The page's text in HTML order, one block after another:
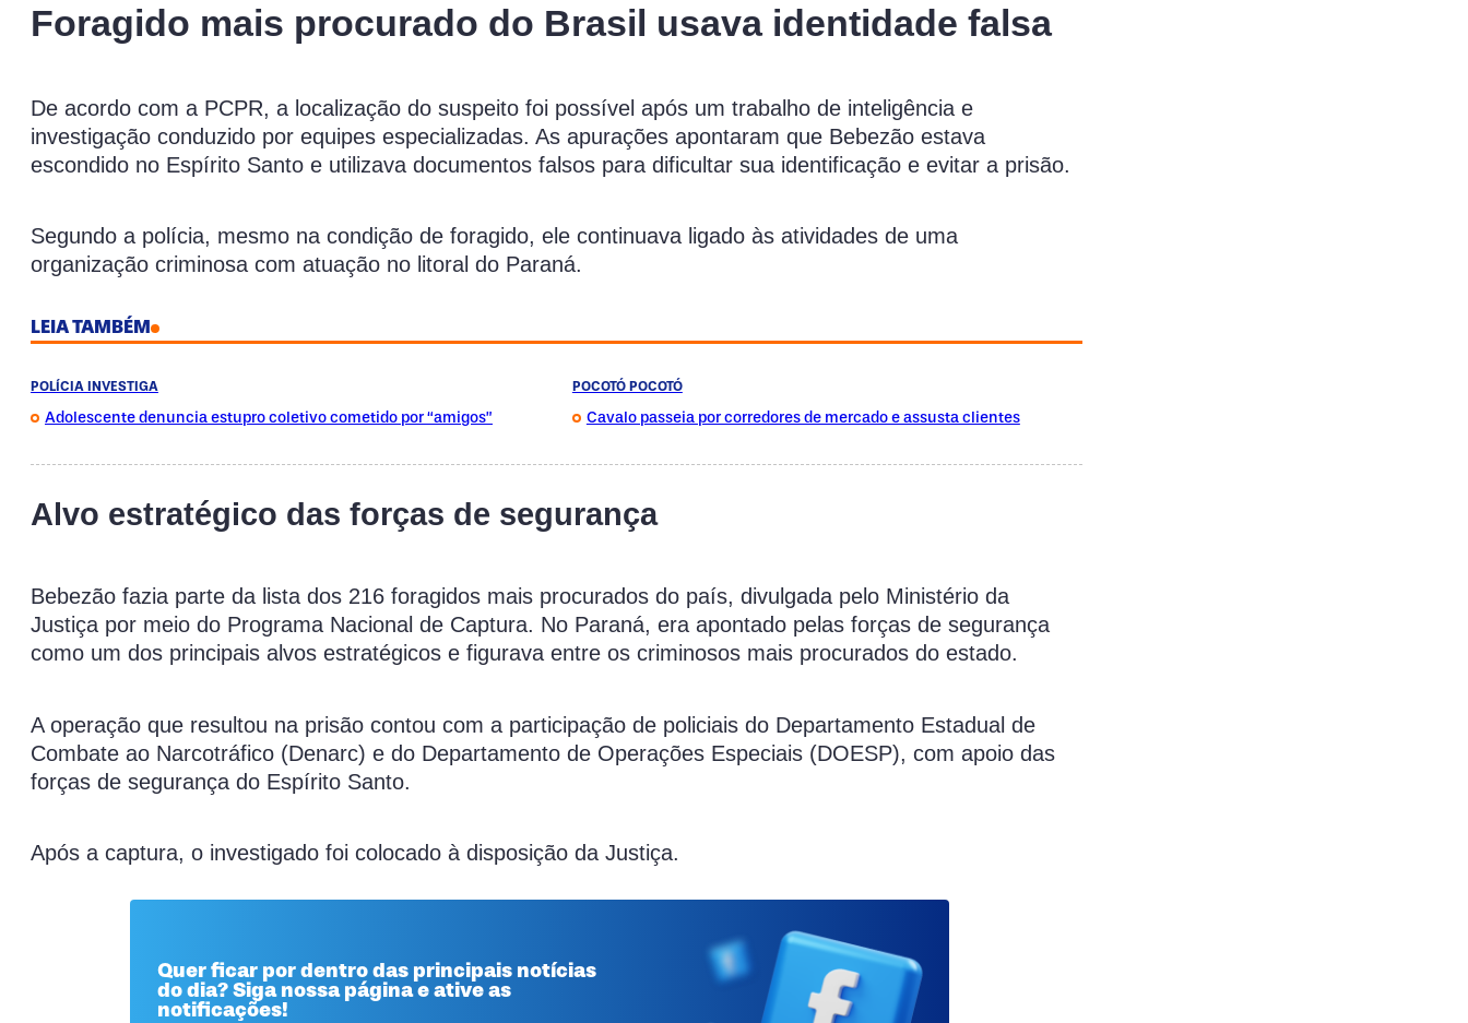
Foragido mais procurado do Brasil usava identidade falsa
De acordo com a PCPR, a localização do suspeito foi possível após um trabalho de inteligência e
investigação conduzido por equipes especializadas. As apurações apontaram que Bebezão estava
escondido no Espírito Santo e utilizava documentos falsos para dificultar sua identificação e evitar a prisão.
Segundo a polícia, mesmo na condição de foragido, ele continuava ligado às atividades de uma
organização criminosa com atuação no litoral do Paraná.
LEIA TAMBÉM
POLÍCIA INVESTIGA
Adolescente denuncia estupro coletivo cometido por “amigos”
POCOTÓ POCOTÓ
Cavalo passeia por corredores de mercado e assusta clientes
Alvo estratégico das forças de segurança
Bebezão fazia parte da lista dos 216 foragidos mais procurados do país, divulgada pelo Ministério da
Justiça por meio do Programa Nacional de Captura. No Paraná, era apontado pelas forças de segurança
como um dos principais alvos estratégicos e figurava entre os criminosos mais procurados do estado.
A operação que resultou na prisão contou com a participação de policiais do Departamento Estadual de
Combate ao Narcotráfico (Denarc) e do Departamento de Operações Especiais (DOESP), com apoio das
forças de segurança do Espírito Santo.
Após a captura, o investigado foi colocado à disposição da Justiça.
Quer ficar por dentro das principais notícias
do dia? Siga nossa página e ative as
notificações!